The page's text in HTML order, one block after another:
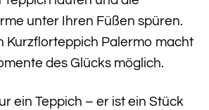
unter Ihren Füßen spüren.
Kurzflorteppich Palermo macht
des Glücks möglich.
ein Teppich – er ist ein Stück